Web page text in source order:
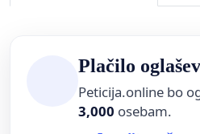
Plačilo
Peticija.online bo
3,000 osebam.